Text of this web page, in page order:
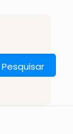
Pesquisar